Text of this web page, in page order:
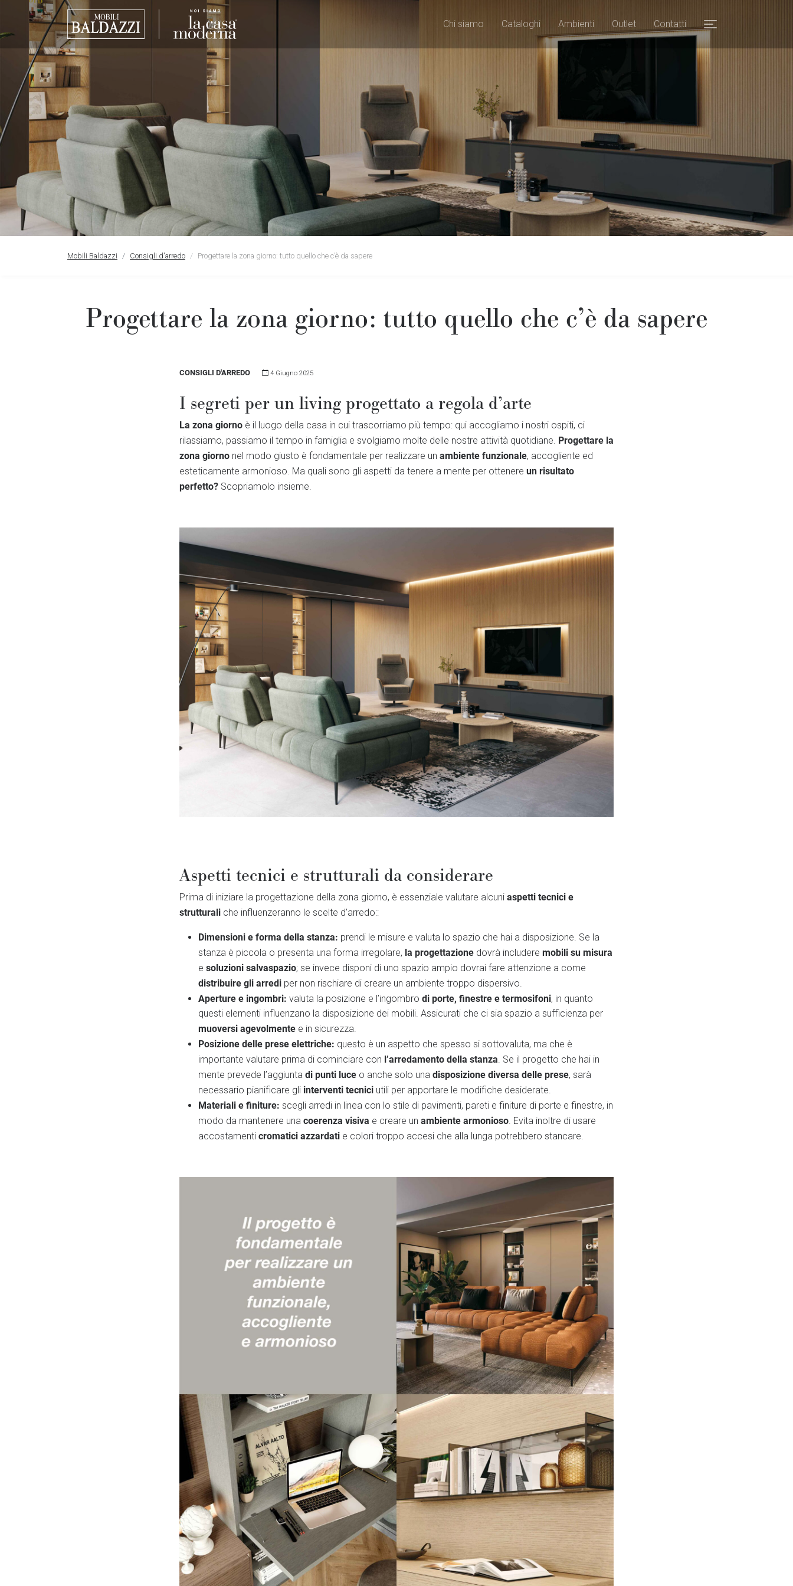
Chi siamo Cataloghi Ambienti Outlet Contatti
Mobili Baldazzi Consigli d'arredo Progettare la zona giorno: tutto quello che c’è da sapere
Progettare la zona giorno: tutto quello che c’è da sapere
CONSIGLI D'ARREDO 4 Giugno 2025
I segreti per un living progettato a regola d’arte
La zona giorno è il luogo della casa in cui trascorriamo più tempo: qui accogliamo i nostri ospiti, ci
rilassiamo, passiamo il tempo in famiglia e svolgiamo molte delle nostre attività quotidiane. Progettare la
zona giorno nel modo giusto è fondamentale per realizzare un ambiente funzionale, accogliente ed
esteticamente armonioso. Ma quali sono gli aspetti da tenere a mente per ottenere un risultato
perfetto? Scopriamolo insieme.
Aspetti tecnici e strutturali da considerare
Prima di iniziare la progettazione della zona giorno, è essenziale valutare alcuni aspetti tecnici e
strutturali che influenzeranno le scelte d’arredo::
Dimensioni e forma della stanza: prendi le misure e valuta lo spazio che hai a disposizione. Se la
stanza è piccola o presenta una forma irregolare, la progettazione dovrà includere mobili su misura
e soluzioni salvaspazio; se invece disponi di uno spazio ampio dovrai fare attenzione a come
distribuire gli arredi per non rischiare di creare un ambiente troppo dispersivo.
Aperture e ingombri: valuta la posizione e l’ingombro di porte, finestre e termosifoni, in quanto
questi elementi influenzano la disposizione dei mobili. Assicurati che ci sia spazio a sufficienza per
muoversi agevolmente e in sicurezza.
Posizione delle prese elettriche: questo è un aspetto che spesso si sottovaluta, ma che è
importante valutare prima di cominciare con l’arredamento della stanza . Se il progetto che hai in
mente prevede l’aggiunta di punti luce o anche solo una disposizione diversa delle prese, sarà
necessario pianificare gli interventi tecnici utili per apportare le modifiche desiderate.
Materiali e finiture: scegli arredi in linea con lo stile di pavimenti, pareti e finiture di porte e finestre, in
modo da mantenere una coerenza visiva e creare un ambiente armonioso . Evita inoltre di usare
accostamenti cromatici azzardati e colori troppo accesi che alla lunga potrebbero stancare.